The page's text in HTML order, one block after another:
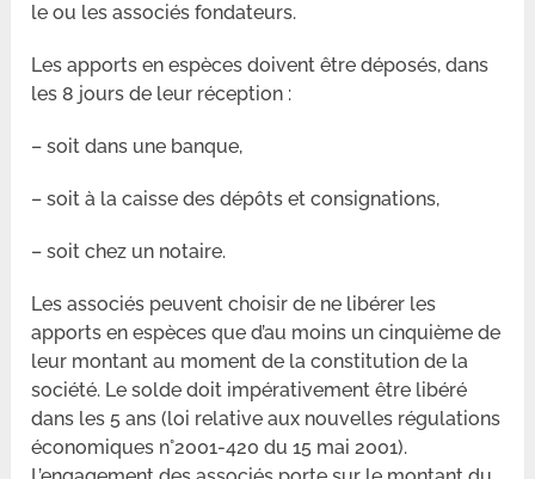
le ou les associés fondateurs.
Les apports en espèces doivent être déposés, dans
les 8 jours de leur réception :
– soit dans une banque,
– soit à la caisse des dépôts et consignations,
– soit chez un notaire.
Les associés peuvent choisir de ne libérer les
apports en espèces que d’au moins un cinquième de
leur montant au moment de la constitution de la
société. Le solde doit impérativement être libéré
dans les 5 ans (loi relative aux nouvelles régulations
économiques n°2001-420 du 15 mai 2001).